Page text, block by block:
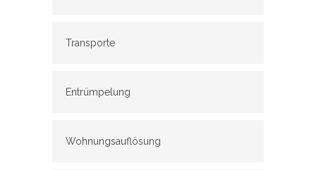
Transporte
Entrümpelung
Wohnungsauflösung